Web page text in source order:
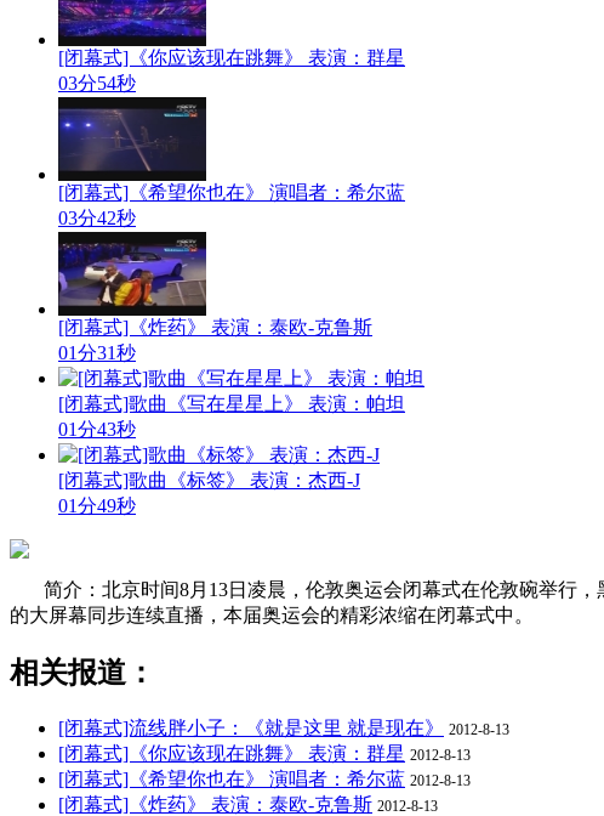
[闭幕式]《你应该现在跳舞》 表演：群星
03分54秒
[闭幕式]《希望你也在》 演唱者：希尔蓝
03分42秒
[闭幕式]《炸药》 表演：泰欧-克鲁斯
01分31秒
[闭幕式]歌曲《写在星星上》 表演：帕坦
01分43秒
[闭幕式]歌曲《标签》 表演：杰西-J
01分49秒
简介：北京时间8月13日凌晨，伦敦奥运会闭幕式在伦敦碗举行
的大屏幕同步连续直播，本届奥运会的精彩浓缩在闭幕式中。
相关报道：
[闭幕式]流线胖小子：《就是这里 就是现在》 2012-8-13
[闭幕式]《你应该现在跳舞》 表演：群星 2012-8-13
[闭幕式]《希望你也在》 演唱者：希尔蓝 2012-8-13
[闭幕式]《炸药》 表演：泰欧-克鲁斯 2012-8-13